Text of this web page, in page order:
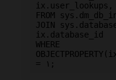
ix.user_lookups,
FROM
JOIN
ix.database_id
WHERE